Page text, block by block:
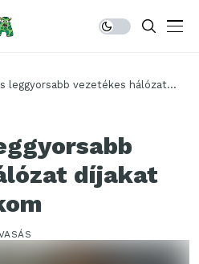
leggyorsabb vezetékes hálózat
díjakat